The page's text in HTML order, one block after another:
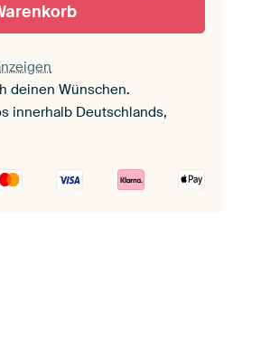
deinen Wünschen.
innerhalb Deutschlands,